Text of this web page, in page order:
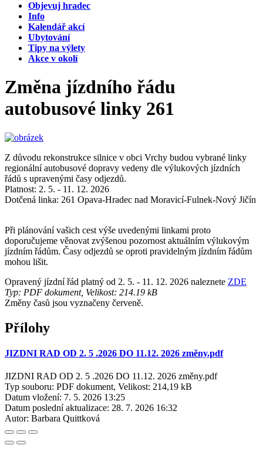
Objevuj hradec
Info
Kalendář akcí
Ubytování
Tipy na výlety
Akce v okolí
Změna jízdního řádu
autobusové linky 261
Z důvodu rekonstrukce silnice v obci Vrchy budou vybrané linky
regionální autobusové dopravy vedeny dle výlukových jízdních
řádů s upravenými časy odjezdů.
Platnost: 2. 5. - 11. 12. 2026
Dotčená linka: 261 Opava-Hradec nad Moravicí-Fulnek-Nový Jičín
Při plánování vašich cest výše uvedenými linkami proto
doporučujeme věnovat zvýšenou pozornost aktuálním výlukovým
jízdním řádům. Časy odjezdů se oproti pravidelným jízdním řádům
mohou lišit.
Opravený jízdní řád platný od 2. 5. - 11. 12. 2026 naleznete ZDE
Typ: PDF dokument, Velikost: 214.19 kB
Změny časů jsou vyznačeny červeně.
Přílohy
JIZDNI RAD OD 2. 5 .2026 DO 11.12. 2026 změny.pdf
JIZDNI RAD OD 2. 5 .2026 DO 11.12. 2026 změny.pdf
Typ souboru: PDF dokument, Velikost: 214,19 kB
Datum vložení: 7. 5. 2026 13:25
Datum poslední aktualizace: 28. 7. 2026 16:32
Autor: Barbara Quittková